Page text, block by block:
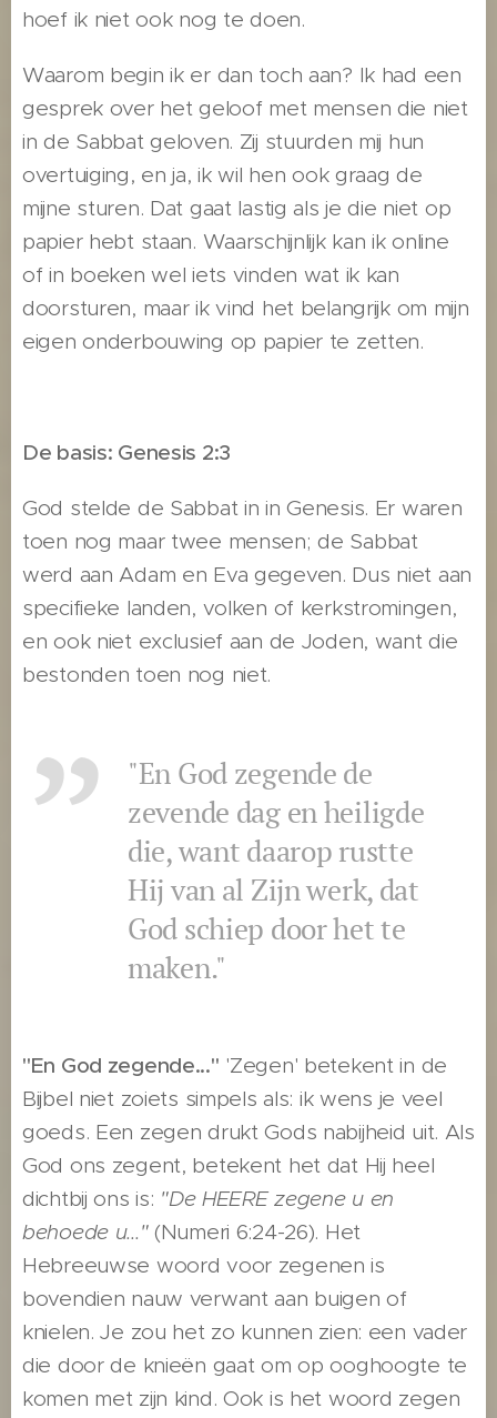
hoef ik niet ook nog te doen.
Waarom begin ik er dan toch aan? Ik had een
gesprek over het geloof met mensen die niet
in de Sabbat geloven. Zij stuurden mij hun
overtuiging, en ja, ik wil hen ook graag de
mijne sturen. Dat gaat lastig als je die niet op
papier hebt staan. Waarschijnlijk kan ik online
of in boeken wel iets vinden wat ik kan
doorsturen, maar ik vind het belangrijk om mijn
eigen onderbouwing op papier te zetten.
De basis: Genesis 2:3
God stelde de Sabbat in in Genesis. Er waren
toen nog maar twee mensen; de Sabbat
werd aan Adam en Eva gegeven. Dus niet aan
specifieke landen, volken of kerkstromingen,
en ook niet exclusief aan de Joden, want die
bestonden toen nog niet.
"En God zegende de
zevende dag en heiligde
die, want daarop rustte
Hij van al Zijn werk, dat
God schiep door het te
maken."
"En God zegende..." 'Zegen' betekent in de
Bijbel niet zoiets simpels als: ik wens je veel
goeds. Een zegen drukt Gods nabijheid uit. Als
God ons zegent, betekent het dat Hij heel
dichtbij ons is: "De HEERE zegene u en
behoede u..."(Numeri 6:24-26). Het
Hebreeuwse woord voor zegenen is
bovendien nauw verwant aan buigen of
knielen. Je zou het zo kunnen zien: een vader
die door de knieën gaat om op ooghoogte te
komen met zijn kind. Ook is het woord zegen